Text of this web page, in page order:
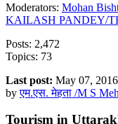
Moderators: Mohan
KAILASH PANDEY/
Posts: 2,472
Topics: 73
Last post: May 07,
byएम.एस. मेहता /M S
Tourism in